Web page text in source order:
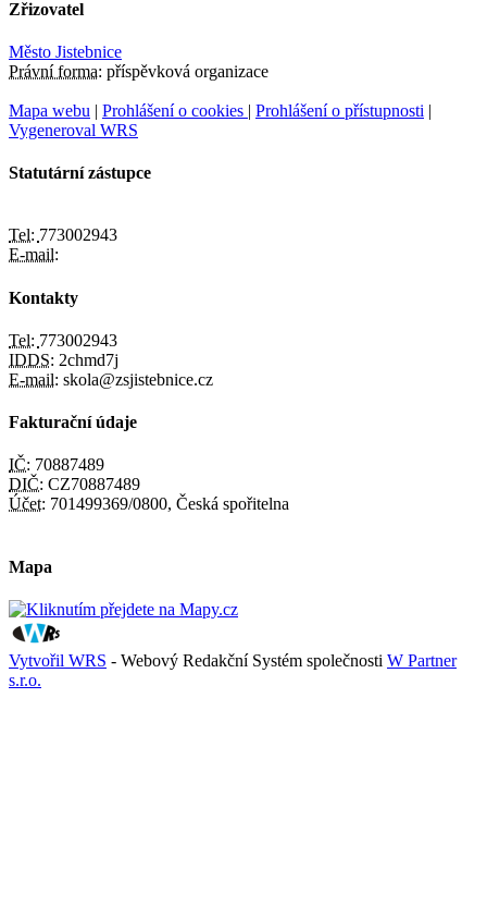
Zřizovatel
Město Jistebnice
Právní forma: příspěvková organizace
Mapa webu | Prohlášení o cookies | Prohlášení o přístupnosti |
Vygeneroval WRS
Statutární zástupce
Tel: 773002943
E-mail:
Kontakty
Tel: 773002943
IDDS: 2chmd7j
E-mail: skola@zsjistebnice.cz
Fakturační údaje
IČ: 70887489
DIČ: CZ70887489
Účet: 701499369/0800, Česká spořitelna
Mapa
Vytvořil WRS - Webový Redakční Systém společnosti W Partner
s.r.o.